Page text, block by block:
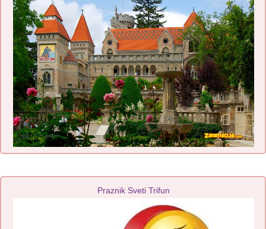
Praznik Sveti Trifun